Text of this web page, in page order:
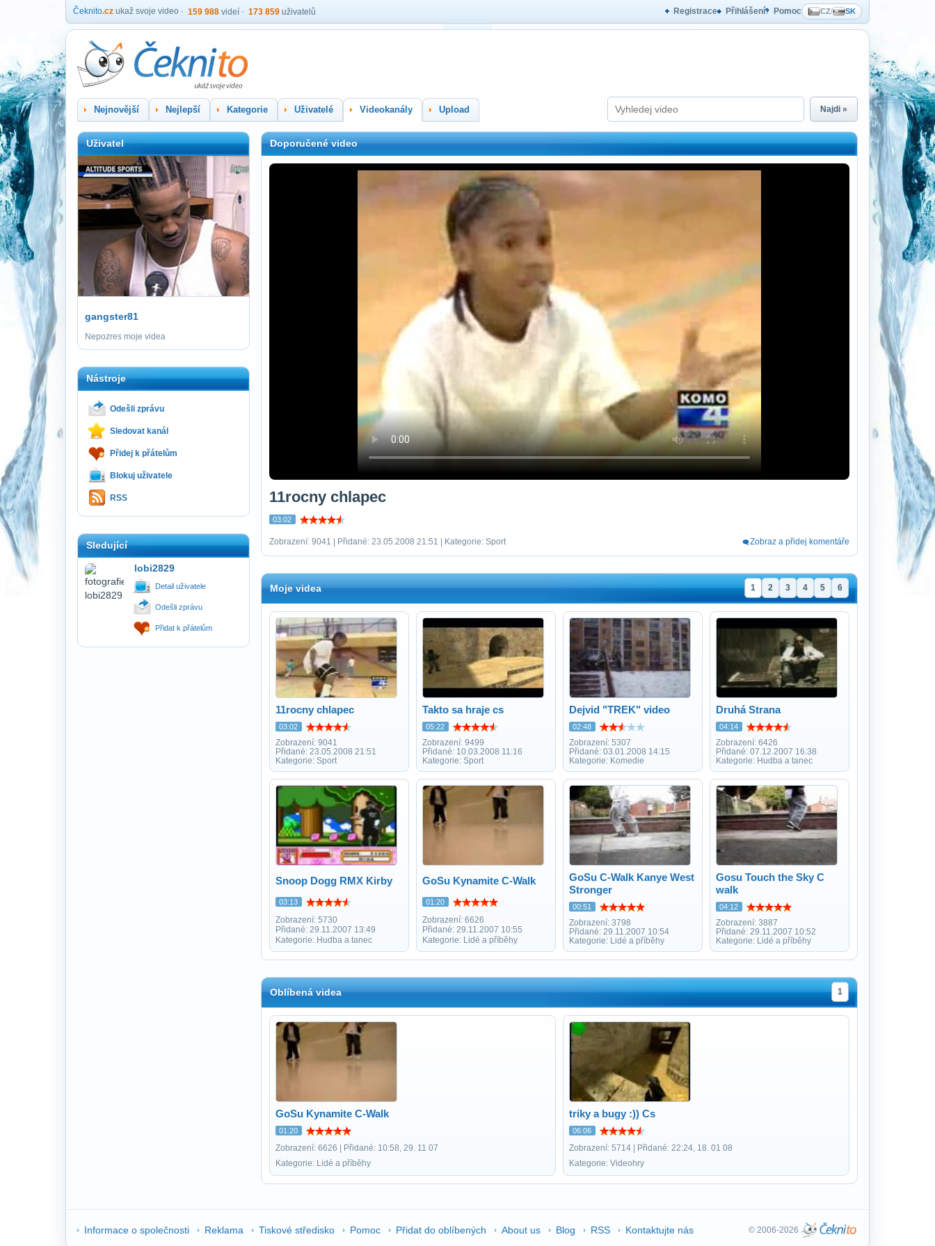
Čeknito.cz ukaž svoje video 159 988 videí 173 859 uživatelů Registrace Přihlášení Pomoc CZ/ SK
Nejnovější Nejlepší Kategorie Uživatelé Videokanály Upload Najdi »
Uživatel
gangster81
Nepozres moje videa
Nástroje
Odešli zprávu
Sledovat kanál
Přidej k přátelům
Blokuj uživatele
RSS
Sledující
lobi2829
Detail uživatele
Odešli zprávu
Přidat k přátelům
Doporučené video
11rocny chlapec
03:02
Zobrazení: 9041 | Přidané: 23.05.2008 21:51 | Kategorie: Sport Zobraz a přidej komentáře
Moje videa 1 2 3 4 5 6
11rocny chlapec
03:02
Zobrazení: 9041
Přidané: 23.05.2008 21:51
Kategorie: Sport
Takto sa hraje cs
05:22
Zobrazení: 9499
Přidané: 10.03.2008 11:16
Kategorie: Sport
Dejvid "TREK" video
02:48
Zobrazení: 5307
Přidané: 03.01.2008 14:15
Kategorie: Komedie
Druhá Strana
04:14
Zobrazení: 6426
Přidané: 07.12.2007 16:38
Kategorie: Hudba a tanec
Snoop Dogg RMX Kirby
03:13
Zobrazení: 5730
Přidané: 29.11.2007 13:49
Kategorie: Hudba a tanec
GoSu Kynamite C-Walk
01:20
Zobrazení: 6626
Přidané: 29.11.2007 10:55
Kategorie: Lidé a příběhy
GoSu C-Walk Kanye West
Stronger
00:51
Zobrazení: 3798
Přidané: 29.11.2007 10:54
Kategorie: Lidé a příběhy
Gosu Touch the Sky C
walk
04:12
Zobrazení: 3887
Přidané: 29.11.2007 10:52
Kategorie: Lidé a příběhy
Oblíbená videa 1
GoSu Kynamite C-Walk
01:20
Zobrazení: 6626 | Přidané: 10:58, 29. 11 07
Kategorie: Lidé a příběhy
triky a bugy :)) Cs
06:06
Zobrazení: 5714 | Přidané: 22:24, 18. 01 08
Kategorie: Videohry
Informace o společnosti Reklama Tiskové středisko Pomoc Přidat do oblíbených About us Blog RSS Kontaktujte nás © 2006-2026